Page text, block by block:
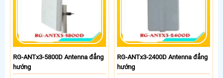
RG-ANTx3-5800D Antenna đẳng
hướng
RG-ANTx3-2400D Antenna đẳng
hướng